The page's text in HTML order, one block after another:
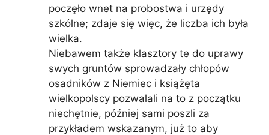
poczęło wnet na probostwa i urzędy
szkólne; zdaje się więc, że liczba ich była
wielka.
Niebawem także klasztory te do uprawy
swych gruntów sprowadzały chłopów
osadników z Niemiec i książęta
wielkopolscy pozwalali na to z początku
niechętnie, później sami poszli za
przykładem wskazanym, już to aby